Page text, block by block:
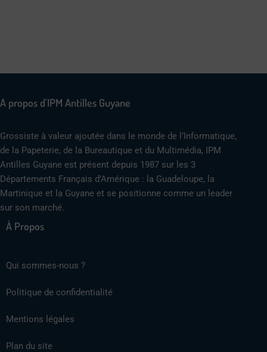
A propos d'IPM Antilles Guyane
Grossiste à valeur ajoutée dans le monde de l’Informatique,
de la Papeterie, de la Bureautique et du Multimédia, IPM
Antilles Guyane est présent depuis 1987 sur les 3
Départements Français d’Amérique : la Guadeloupe, la
Martinique et la Guyane et se positionne comme un leader
sur son marché.
À Propos
Qui sommes-nous ?
Politique de confidentialité
Mentions légales
Plan du site